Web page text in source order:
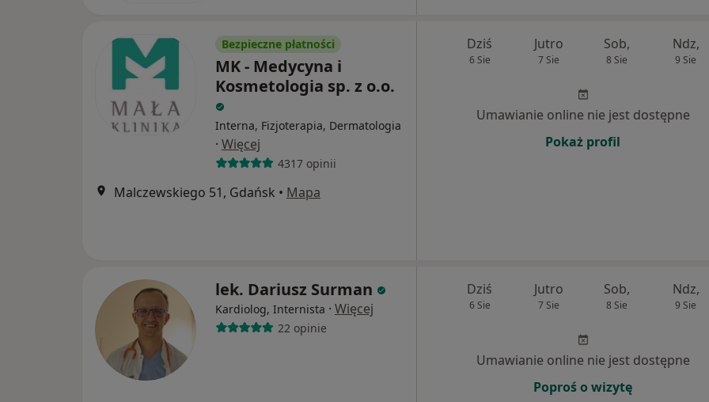
Bezpieczne płatności
MK - Medycyna i
Kosmetologia sp. z o.o.
Interna, Fizjoterapia, Dermatologia
· Więcej
4317 opinii
Malczewskiego 51, Gdańsk • Mapa
Dziś
6 Sie
Jutro
7 Sie
Sob,
8 Sie
Ndz,
9 Sie
Umawianie online nie jest dostępne
Pokaż profil
lek. Dariusz Surman
Kardiolog, Internista · Więcej
22 opinie
Dziś
6 Sie
Jutro
7 Sie
Sob,
8 Sie
Ndz,
9 Sie
Umawianie online nie jest dostępne
Poproś o wizytę